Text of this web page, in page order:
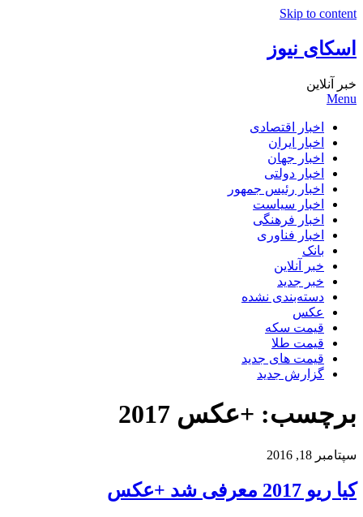
Skip to content
اسکای نیوز
خبر آنلاین
Menu
اخبار اقتصادی
اخبار ایران
اخبار جهان
اخبار دولتی
اخبار رئیس جمهور
اخبار سیاست
اخبار فرهنگی
اخبار فناوری
بانک
خبر آنلاین
خبر جدید
دسته‌بندی نشده
عکس
قیمت سکه
قیمت طلا
قیمت های جدید
گزارش جدید
برچسب: +عکس 2017
سپتامبر 18, 2016
کیا ریو 2017 معرفی شد +عکس